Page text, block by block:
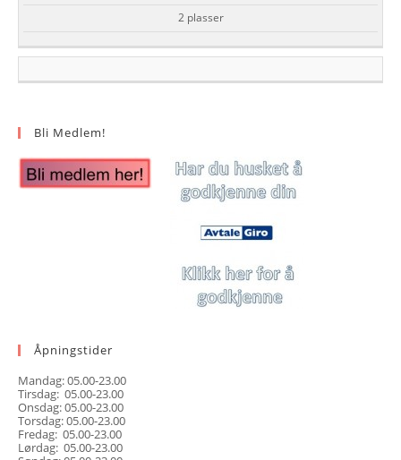
2 plasser
Bli Medlem!
Åpningstider
Mandag: 05.00-23.00
Tirsdag: 05.00-23.00
Onsdag: 05.00-23.00
Torsdag: 05.00-23.00
Fredag: 05.00-23.00
Lørdag: 05.00-23.00